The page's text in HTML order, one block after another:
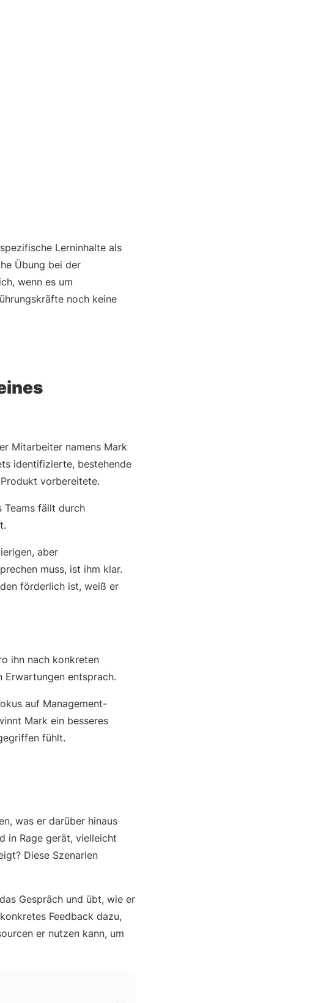
Lerninhalte als
Übung bei der
wenn es um
noch keine
Mitarbeiter namens Mark
identifizierte, bestehende
vorbereitete.
Teams fällt durch
aber
muss, ist ihm klar.
förderlich ist, weiß er
ihn nach konkreten
Erwartungen entsprach.
auf Management-
Mark ein besseres
fühlt.
was er darüber hinaus
in Rage gerät, vielleicht
Diese Szenarien
Gespräch und übt, wie er
Feedback dazu,
er nutzen kann, um